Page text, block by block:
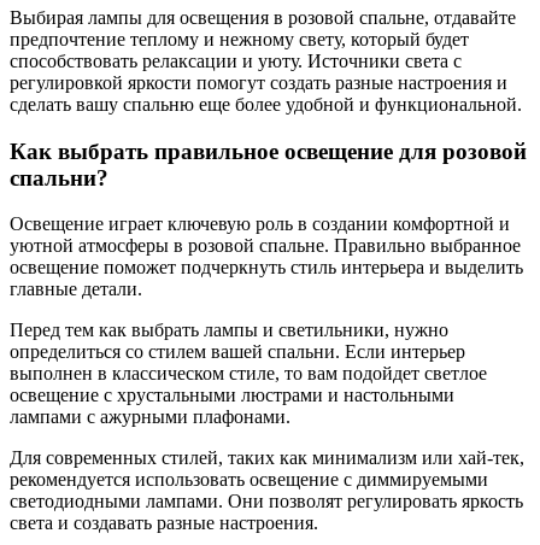
Выбирая лампы для освещения в розовой спальне, отдавайте
предпочтение теплому и нежному свету, который будет
способствовать релаксации и уюту. Источники света с
регулировкой яркости помогут создать разные настроения и
сделать вашу спальню еще более удобной и функциональной.
Как выбрать правильное освещение для розовой
спальни?
Освещение играет ключевую роль в создании комфортной и
уютной атмосферы в розовой спальне. Правильно выбранное
освещение поможет подчеркнуть стиль интерьера и выделить
главные детали.
Перед тем как выбрать лампы и светильники, нужно
определиться со стилем вашей спальни. Если интерьер
выполнен в классическом стиле, то вам подойдет светлое
освещение с хрустальными люстрами и настольными
лампами с ажурными плафонами.
Для современных стилей, таких как минимализм или хай-тек,
рекомендуется использовать освещение с диммируемыми
светодиодными лампами. Они позволят регулировать яркость
света и создавать разные настроения.